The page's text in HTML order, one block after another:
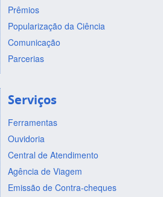
Prêmios
Popularização da Ciência
Comunicação
Parcerias
Serviços
Ferramentas
Ouvidoria
Central de Atendimento
Agência de Viagem
Emissão de Contra-cheques